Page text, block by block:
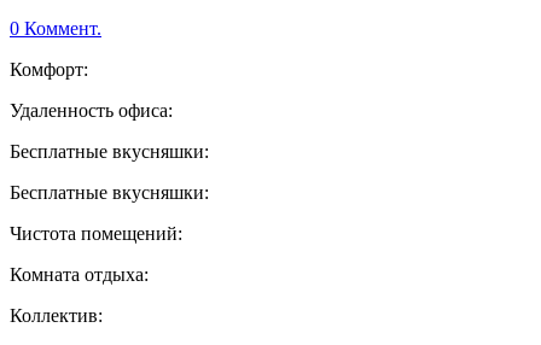
0 Коммент.
Комфорт:
Удаленность офиса:
Бесплатные вкусняшки:
Бесплатные вкусняшки:
Чистота помещений:
Комната отдыха:
Коллектив: